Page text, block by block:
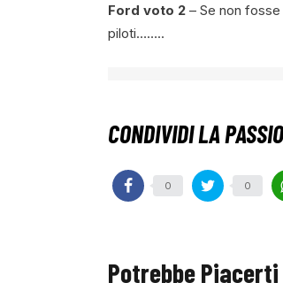
Ford voto 2 – Se non
piloti……..
0 0
Potrebbe Piacerti